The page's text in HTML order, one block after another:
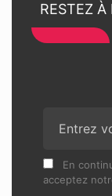
RESTEZ À
En
acceptez